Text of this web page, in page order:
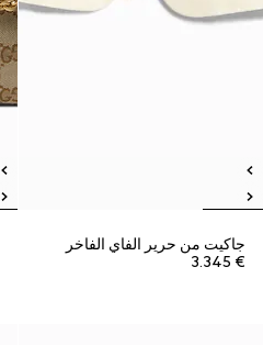
جاكيت من حرير الفاي الفاخر
€ 3.345